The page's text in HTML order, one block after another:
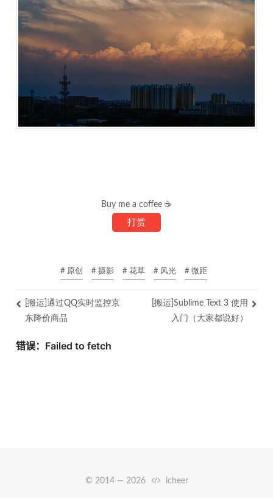
Buy me a coffee ☕
打赏
# 原创 # 摄影 # 花草 # 风光 # 微距
[搬运]通过QQ实时监控京
东降价商品
[搬运]Sublime Text 3 使用
入门（大家都说好）
© 2014 — 2026 icheer